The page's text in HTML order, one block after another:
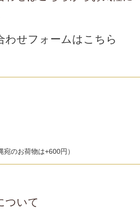
わせフォームはこちら
のお荷物は+600円）
ついて